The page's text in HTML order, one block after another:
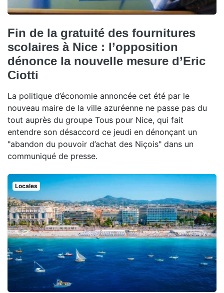
Fin de la gratuité des fournitures
scolaires à Nice : l’opposition
dénonce la nouvelle mesure d’Eric
Ciotti
La politique d’économie annoncée cet été par le
nouveau maire de la ville azuréenne ne passe pas du
tout auprès du groupe Tous pour Nice, qui fait
entendre son désaccord ce jeudi en dénonçant un
"abandon du pouvoir d’achat des Niçois" dans un
communiqué de presse.
Locales